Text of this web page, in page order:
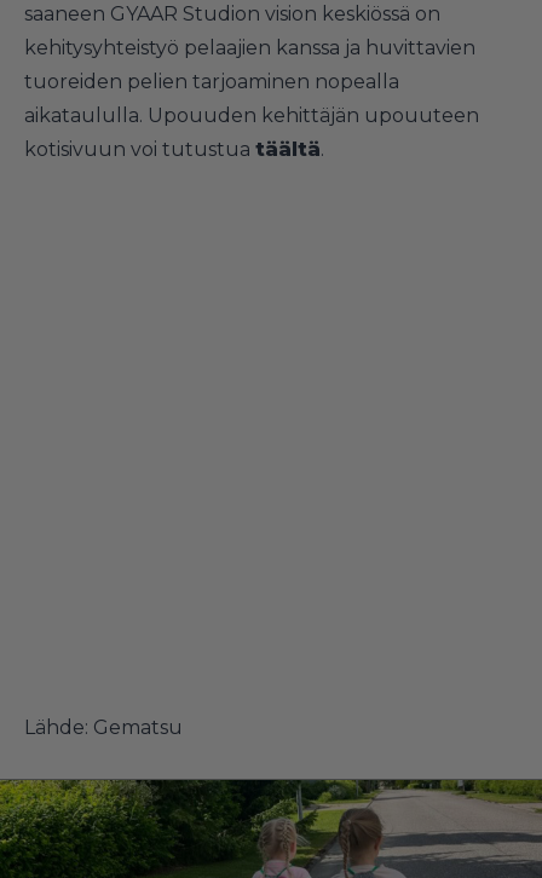
saaneen GYAAR Studion vision keskiössä on
kehitysyhteistyö pelaajien kanssa ja huvittavien
tuoreiden pelien tarjoaminen nopealla
aikataululla. Upouuden kehittäjän upouuteen
kotisivuun voi tutustua täältä.
Lähde: Gematsu